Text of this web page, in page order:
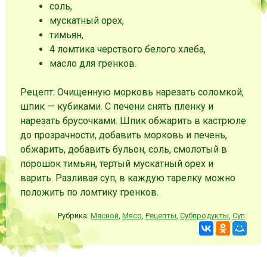
соль,
мускатный орех,
тимьян,
4 ломтика черствого белого хлеба,
масло для гренков.
Рецепт: Очищенную морковь нарезать соломкой,
шпик — кубиками. С печени снять пленку и
нарезать брусочками. Шпик обжарить в кастрюле
до прозрачности, добавить морковь и печень,
обжарить, добавить бульон, соль, смолотый в
порошок тимьян, тертый мускатный орех и
варить. Разливая суп, в каждую тарелку можно
положить по ломтику гренков.
Рубрика: Мясной Мясо Рецепты Субпродукты Суп